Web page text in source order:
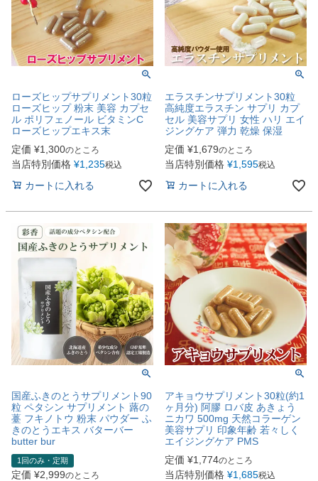
ローズヒップサプリメント30粒
ローズヒップ 粉末 美容 カプセ
ル ポリフェノール ビタミンC
ローズヒップエキス末
定価 ¥1,300のところ
当店特別価格 ¥1,235税込
カートに入れる
エラスチンサプリメント30粒
高純度エラスチン サプリ カプ
セル 美容サプリ 女性 ハリ エイ
ジングケア 弾力 乾燥 保湿
定価 ¥1,679のところ
当店特別価格 ¥1,595税込
カートに入れる
国産ふきのとうサプリメント90
粒 ペタシン サプリメント 蕗の
薹 フキノトウ 粉末 パウダー ふ
きのとうエキス バターバー
butter bur
1回のみ・定期
定価 ¥2,999のところ
アキョウサプリメント30粒(約1
ヶ月分) 阿膠 ロバ皮 あきょう
ニカワ 500mg 天然コラーゲン
美容サプリ 印象年齢 若々しく
エイジングケア PMS
定価 ¥1,774のところ
当店特別価格 ¥1,685税込